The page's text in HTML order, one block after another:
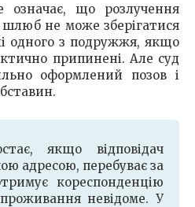
означає, що розлучення
не може зберігатися
одного з подружжя, якщо
припинені. Але суд
оформлений позов і
якщо відповідач
адресою, перебуває за
кореспонденцію
невідоме. У